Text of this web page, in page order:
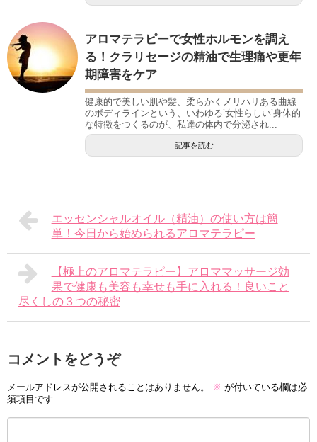
アロマテラピーで女性ホルモンを調え
る！クラリセージの精油で生理痛や更年
期障害をケア
健康的で美しい肌や髪、柔らかくメリハリある曲線
のボディラインという、いわゆる’女性らしい’身体的
な特徴をつくるのが、私達の体内で分泌され...
記事を読む
エッセンシャルオイル（精油）の使い方は簡
単！今日から始められるアロマテラピー
【極上のアロマテラピー】アロママッサージ効
果で健康も美容も幸せも手に入れる！良いこと
尽くしの３つの秘密
コメントをどうぞ
メールアドレスが公開されることはありません。 ※ が付いている欄は必
須項目です